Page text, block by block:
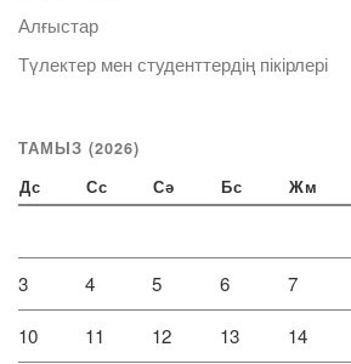
Алғыстар
Түлектер мен студенттердің пікірлері
ТАМЫЗ (2026)
Дс Сс Сә Бс Жм
3 4 5 6 7
10 11 12 13 14